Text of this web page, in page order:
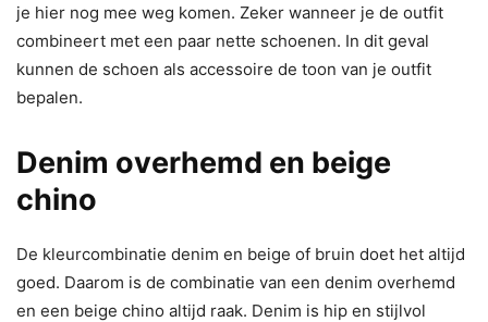
je hier nog mee weg komen. Zeker wanneer je de outfit
combineert met een paar nette schoenen. In dit geval
kunnen de schoen als accessoire de toon van je outfit
bepalen.
Denim overhemd en beige
chino
De kleurcombinatie denim en beige of bruin doet het altijd
goed. Daarom is de combinatie van een denim overhemd
en een beige chino altijd raak. Denim is hip en stijlvol